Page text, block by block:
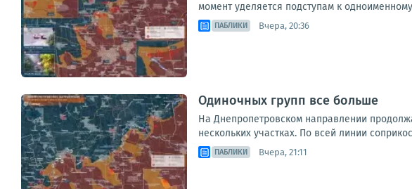
момент уделяется подступам к
ПАБЛИКИ Вчера, 20:36
Одиночных групп все больше
На Днепропетровском направлении
нескольких участках. По всей линии
ПАБЛИКИ Вчера, 21:11